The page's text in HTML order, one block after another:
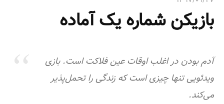
ی
:
بازیکن شماره یک آماده
آدم بودن در اغلب اوقات عین فلاکت است. بازی
ویدئویی تنها چیزی است که زندگی را تحمل‌پذیر
می‌کند.